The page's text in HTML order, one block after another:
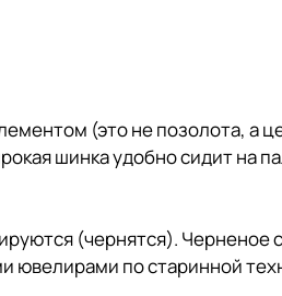
(это не позолота, а
шинка удобно сидит на
(чернятся). Черненое
ювелирами по старинной